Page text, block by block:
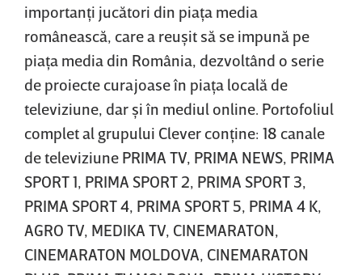
importanţi jucători din piaţa media
românească, care a reuşit să se impună pe
piaţa media din România, dezvoltând o serie
de proiecte curajoase în piaţa locală de
televiziune, dar şi în mediul online. Portofoliul
complet al grupului Clever conţine: 18 canale
de televiziune PRIMA TV, PRIMA NEWS, PRIMA
SPORT 1, PRIMA SPORT 2, PRIMA SPORT 3,
PRIMA SPORT 4, PRIMA SPORT 5, PRIMA 4 K,
AGRO TV, MEDIKA TV, CINEMARATON,
CINEMARATON MOLDOVA, CINEMARATON